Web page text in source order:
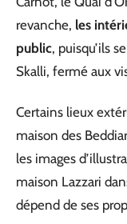
revanche, les
public, puisqu’ils
Skalli, fermé aux
Certains lieux
maison des
les images
maison Lazzari
dépend de ses